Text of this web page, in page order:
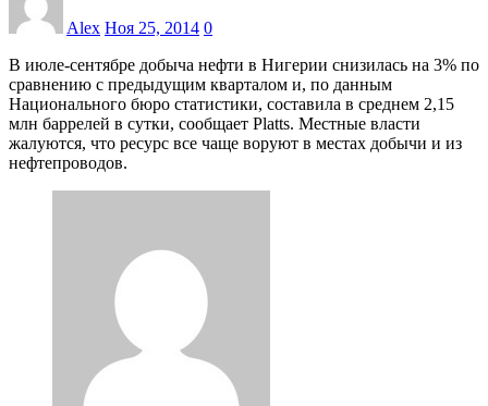
Alex Ноя 25, 2014 0
В июле-сентябре добыча нефти в Нигерии снизилась на 3% по
сравнению с предыдущим кварталом и, по данным
Национального бюро статистики, составила в среднем 2,15
млн баррелей в сутки, сообщает Platts. Местные власти
жалуются, что ресурс все чаще воруют в местах добычи и из
нефтепроводов.